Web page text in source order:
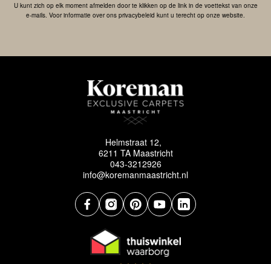
U kunt zich op elk moment afmelden door te klikken op de link in de voettekst van onze
e-mails. Voor informatie over ons privacybeleid kunt u terecht op onze website.
Helmstraat 12,
6211 TA Maastricht
043-3212926
info@koremanmaastricht.nl